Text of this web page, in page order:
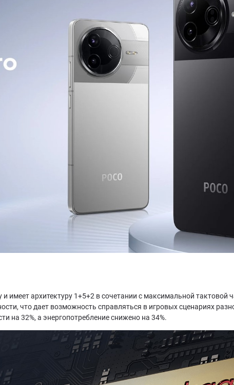
имеет архитектуру 1+5+2 в сочетании с максимальной
что дает возможность справляться в игровых сценариях
на 32%, а энергопотребление снижено на 34%.